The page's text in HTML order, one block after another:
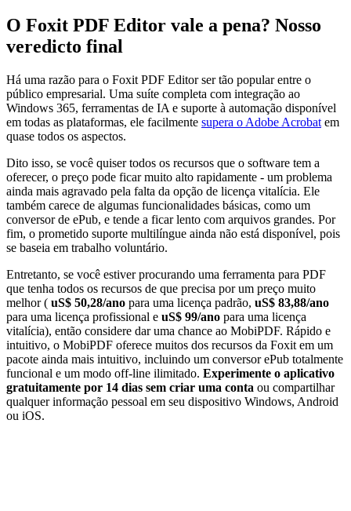
O Foxit PDF Editor vale a pena? Nosso
veredicto final
Há uma razão para o Foxit PDF Editor ser tão popular entre o
público empresarial. Uma suíte completa com integração ao
Windows 365, ferramentas de IA e suporte à automação disponível
em todas as plataformas, ele facilmente supera o Adobe Acrobat em
quase todos os aspectos.
Dito isso, se você quiser todos os recursos que o software tem a
oferecer, o preço pode ficar muito alto rapidamente - um problema
ainda mais agravado pela falta da opção de licença vitalícia. Ele
também carece de algumas funcionalidades básicas, como um
conversor de ePub, e tende a ficar lento com arquivos grandes. Por
fim, o prometido suporte multilíngue ainda não está disponível, pois
se baseia em trabalho voluntário.
Entretanto, se você estiver procurando uma ferramenta para PDF
que tenha todos os recursos de que precisa por um preço muito
melhor ( uS$ 50,28/ano para uma licença padrão, uS$ 83,88/ano
para uma licença profissional e uS$ 99/ano para uma licença
vitalícia), então considere dar uma chance ao MobiPDF. Rápido e
intuitivo, o MobiPDF oferece muitos dos recursos da Foxit em um
pacote ainda mais intuitivo, incluindo um conversor ePub totalmente
funcional e um modo off-line ilimitado. Experimente o aplicativo
gratuitamente por 14 dias sem criar uma conta ou compartilhar
qualquer informação pessoal em seu dispositivo Windows, Android
ou iOS.